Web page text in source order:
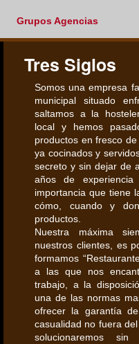
Grupos Agencias
Tres Siglos
Somos una empresa
municipal situado
saltamos a la
local y hemos
productos en fresco
ya cocinados y
secreto y sin dejar de
años de
importancia que tiene
cómo, cuando y
productos.
Nuestra máxima
nuestros clientes, es
formamos
a las que nos
trabajo, a la
una de las normas
ofrecer la garantía
casualidad no fuera
solucionaremos